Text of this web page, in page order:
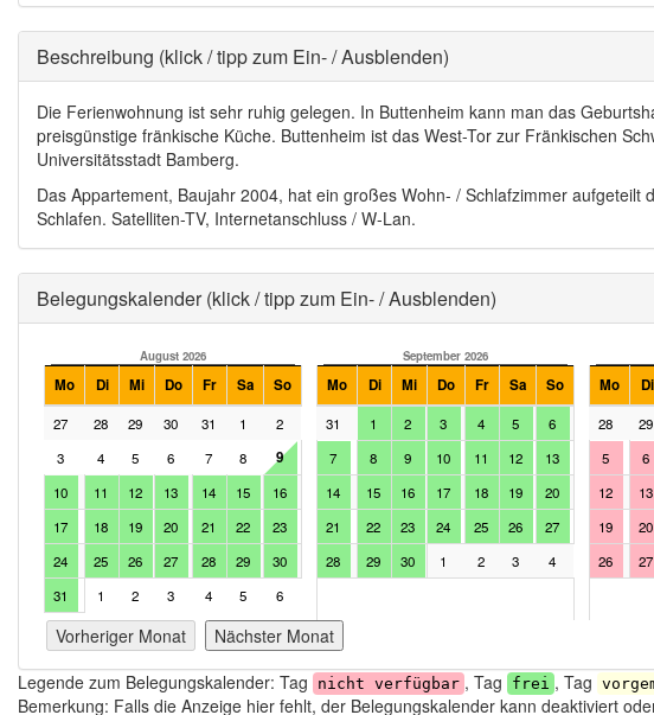
Ausblenden
Beschreibung (klick / tipp zum Ein- / Ausblenden)
Die Ferienwohnung ist sehr ruhig gelegen. In Buttenheim kann man das
preisgünstige fränkische Küche. Buttenheim ist das West-Tor zur Fränkischen
Universitätsstadt Bamberg.
Das Appartement, Baujahr 2004, hat ein großes Wohn- / Schlafzimmer
Schlafen. Satelliten-TV, Internetanschluss / W-Lan.
Ausblenden Belegungskalender (klick / tipp zum Ein- / Ausblenden)
August 2026
Mo Di Mi Do Fr Sa So
27 28 29 30 31 1
2
3
4 5 6 7 8 9
10 11 12 13 14 15
16
17
18 19 20 21 22
23
24
25 26 27 28 29
30
31
1 2 3 4 5 6
September 2026
Mo Di Mi Do Fr Sa So
31 1 2 3 4 5
6
7
8 9 10 11 12
13
14
15 16 17 18 19
20
21
22 23 24 25 26
27
28
29 30 1 2 3 4
Mo Di
28 29
5
6
12
13
19
20
26
27
Vorheriger Monat
Nächster Monat
Legende zum Belegungskalender: Tag
nicht verfügbar , Tag frei , Tag
Bemerkung: Falls die Anzeige hier fehlt, der Belegungskalender kann deaktiviert